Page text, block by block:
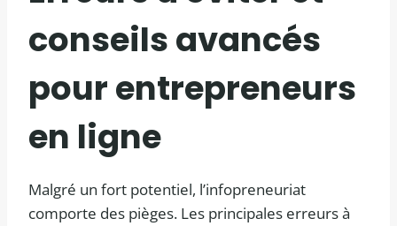
conseils avancés
pour entrepreneurs
en ligne
Malgré un fort potentiel, l’infopreneuriat
comporte des pièges. Les principales erreurs à